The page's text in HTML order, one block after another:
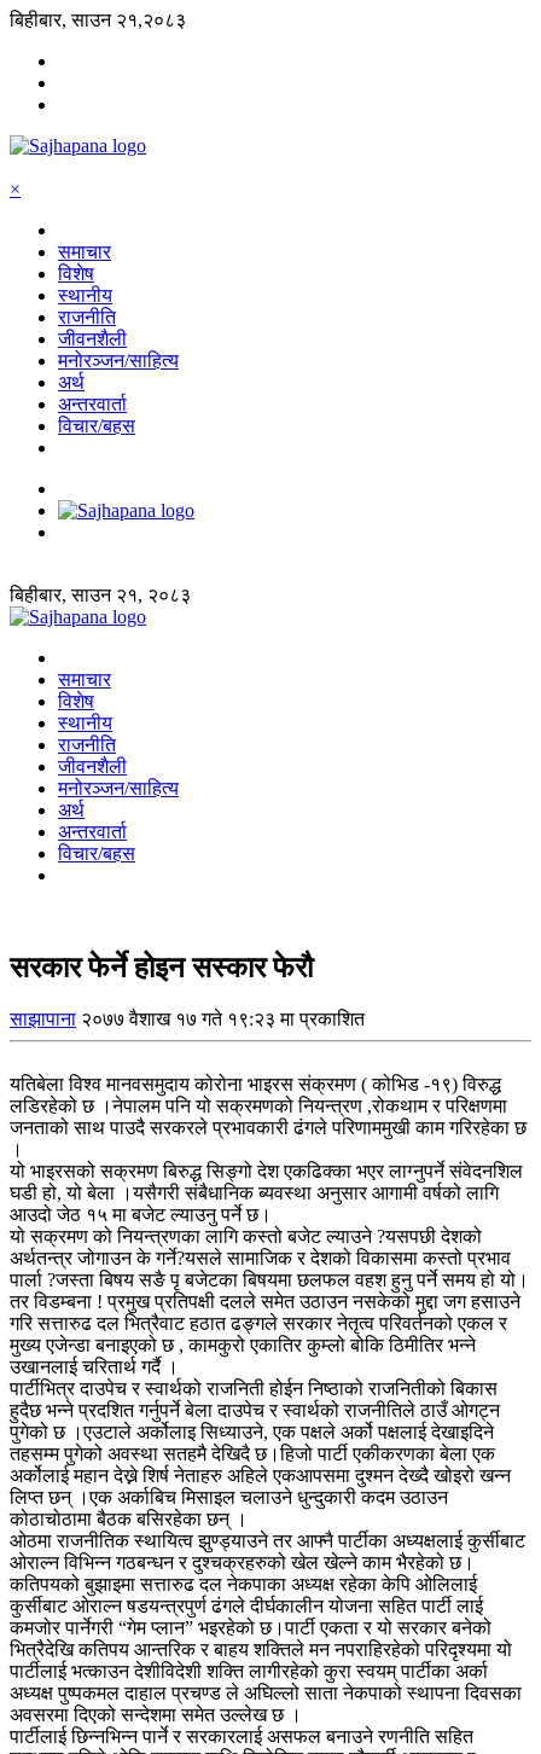
बिहीबार, साउन २१,२०८३
×
समाचार
विशेष
स्थानीय
राजनीति
जीवनशैली
मनोरञ्जन/साहित्य
अर्थ
अन्तरवार्ता
विचार/बहस
बिहीबार, साउन २१, २०८३
समाचार
विशेष
स्थानीय
राजनीति
जीवनशैली
मनोरञ्जन/साहित्य
अर्थ
अन्तरवार्ता
विचार/बहस
सरकार फेर्ने होइन सस्कार फेरौ
साझापाना २०७७ वैशाख १७ गते १९:२३ मा प्रकाशित
यतिबेला विश्व मानवसमुदाय कोरोना भाइरस संक्रमण ( कोभिड -१९) विरुद्ध
लडिरहेको छ ।नेपालम पनि यो सक्रमणको नियन्त्रण ,रोकथाम र परिक्षणमा
जनताको साथ पाउदै सरकरले प्रभावकारी ढंगले परिणाममुखी काम गरिरहेका छ
।
यो भाइरसको सक्रमण बिरुद्ध सिङ्गो देश एकढिक्का भएर लाग्नुपर्ने संवेदनशिल
घडी हो, यो बेला ।यसैगरी संबैधानिक ब्यवस्था अनुसार आगामी वर्षको लागि
आउदो जेठ १५ मा बजेट ल्याउनु पर्ने छ।
यो सक्रमण को नियन्त्रणका लागि कस्तो बजेट ल्याउने ?यसपछी देशको
अर्थतन्त्र जोगाउन के गर्ने?यसले सामाजिक र देशको विकासमा कस्तो प्रभाव
पार्ला ?जस्ता बिषय सङै पृ बजेटका बिषयमा छलफल वहश हुनु पर्ने समय हो यो।
तर विडम्बना ! प्रमुख प्रतिपक्षी दलले समेत उठाउन नसकेको मुद्दा जग हसाउने
गरि सत्तारुढ दल भित्रैवाट हठात ढङ्गले सरकार नेतृत्व परिवर्तनको एकल र
मुख्य एजेन्डा बनाइएको छ , कामकुरो एकातिर कुम्लो बोकि ठिमीतिर भन्ने
उखानलाई चरितार्थ गर्दै ।
पार्टीभित्र दाउपेच र स्वार्थको राजनिती होईन निष्ठाको राजनितीको बिकास
हुदैछ भन्ने प्रदशित गर्नुपर्ने बेला दाउपेच र स्वार्थको राजनीतिले ठाउँ ओगट्न
पुगेको छ ।एउटाले अर्कोलाइ सिध्याउने, एक पक्षले अर्को पक्षलाई देखाइदिने
तहसम्म पुगेको अवस्था सतहमै देखिदै छ।हिजो पार्टी एकीकरणका बेला एक
अर्कोलाई महान देख्ने शिर्ष नेताहरु अहिले एकआपसमा दुश्मन देख्दै खोइरो खन्न
लिप्त छन् ।एक अर्काबिच मिसाइल चलाउने धुन्दुकारी कदम उठाउन
कोठाचोठामा बैठक बसिरहेका छन् ।
ओठमा राजनीतिक स्थायित्व झुण्ड्याउने तर आफ्नै पार्टीका अध्यक्षलाई कुर्सीबाट
ओराल्न विभिन्न गठबन्धन र दुश्चक्रहरुको खेल खेल्ने काम भैरहेको छ।
कतिपयको बुझाइमा सत्तारुढ दल नेकपाका अध्यक्ष रहेका केपि ओलिलाई
कुर्सीबाट ओराल्न षडयन्त्रपुर्ण ढंगले दीर्घकालीन योजना सहित पार्टी लाई
कमजोर पार्नेगरी “गेम प्लान” भइरहेको छ।पार्टी एकता र यो सरकार बनेको
भित्रैदेखि कतिपय आन्तरिक र बाहय शक्तिले मन नपराहिरहेको परिदृश्यमा यो
पार्टीलाई भत्काउन देशीविदेशी शक्ति लागीरहेको कुरा स्वयम् पार्टीका अर्का
अध्यक्ष पुष्पकमल दाहाल प्रचण्ड ले अघिल्लो साता नेकपाको स्थापना दिवसका
अवसरमा दिएको सन्देशमा समेत उल्लेख छ ।
पार्टीलाई छिन्नभिन्न पार्ने र सरकारलाई असफल बनाउने रणनीति सहित